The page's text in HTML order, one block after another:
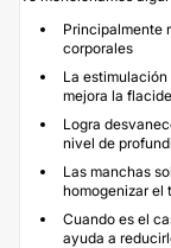
Principalmente
corporales
La
mejora la
Logra
nivel de
Las manchas
homogenizar el
Cuando es el
ayuda a